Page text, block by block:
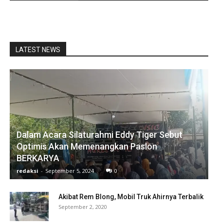
LATEST NEWS
Dalam Acara Silaturahmi Eddy Tiger Sebut
Optimis Akan Memenangkan Paslon
BERKARYA
redaksi - September 5, 2024 0
Akibat Rem Blong, Mobil Truk Ahirnya Terbalik
September 2, 2020